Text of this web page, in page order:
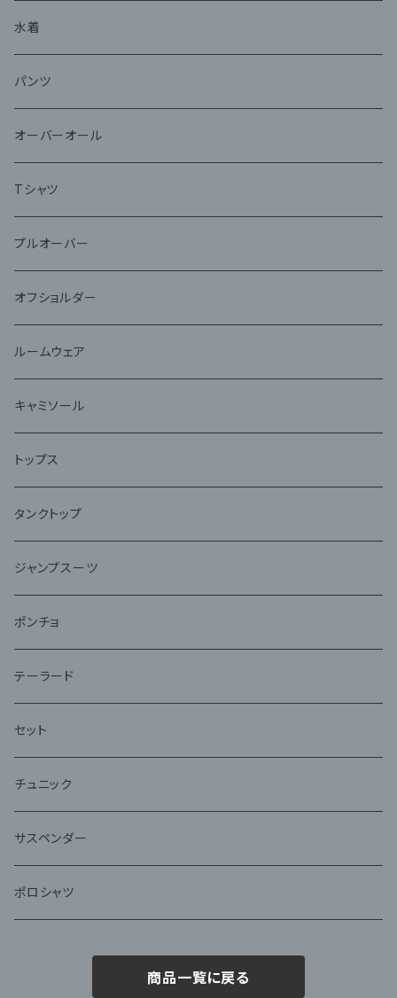
水着
パンツ
オーバーオール
Tシャツ
プルオーバー
オフショルダー
ルームウェア
キャミソール
トップス
タンクトップ
ジャンプスーツ
ポンチョ
テーラード
セット
チュニック
サスペンダー
ポロシャツ
商品一覧に戻る